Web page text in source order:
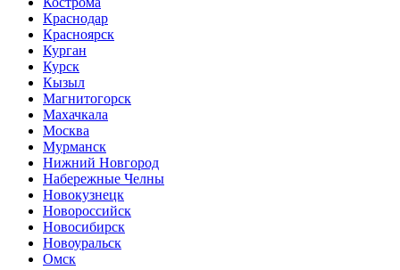
Краснодар
Красноярск
Курган
Курск
Кызыл
Магнитогорск
Махачкала
Москва
Мурманск
Нижний Новгород
Набережные Челны
Новокузнецк
Новороссийск
Новосибирск
Новоуральск
Омск